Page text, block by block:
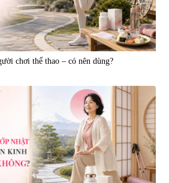
chơi thể thao – có nên dùng?